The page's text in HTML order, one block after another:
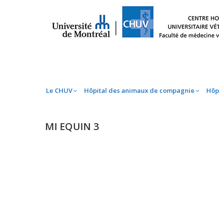
Le CHUV Hôpital des animaux de compagnie
MI EQUIN 3
Le CHUV Hôpital des animaux de